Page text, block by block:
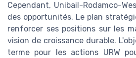
Cependant, Unibail-Rodamco-
des opportunités. Le plan
renforcer ses positions sur les
vision de croissance durable.
terme pour les actions URW